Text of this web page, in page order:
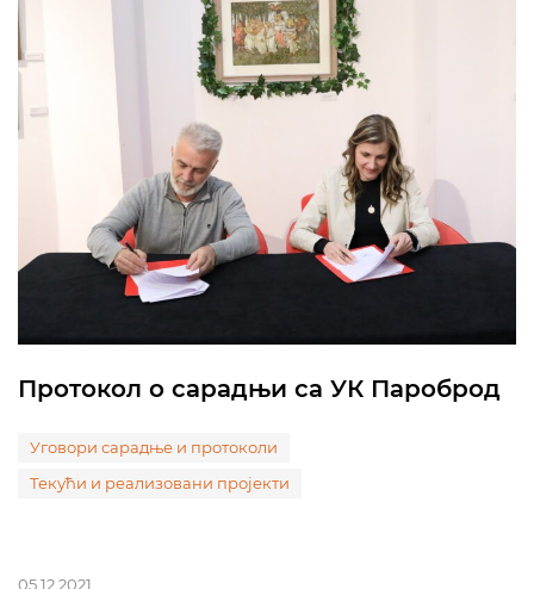
Протокол о сарадњи са УК Пароброд
Уговори сарадње и протоколи
Текући и реализовани пројекти
05.12.2021.